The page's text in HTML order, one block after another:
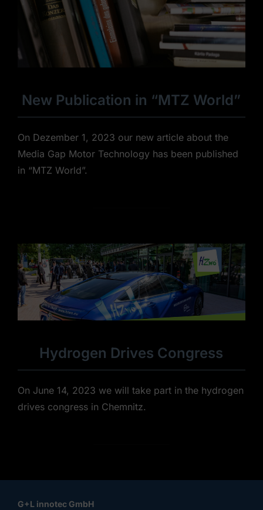
New Publication in “MTZ World”
On Dezember 1, 2023 our new article about the
Media Gap Motor Technology has been published
in “MTZ World”.
Hydrogen Drives Congress
On June 14, 2023 we will take part in the hydrogen
drives congress in Chemnitz.
G+L innotec GmbH